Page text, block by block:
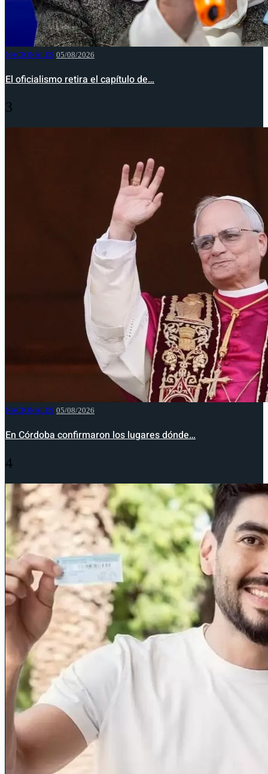
NACIONALES 05/08/2026
El oficialismo retira el capítulo de…
3
NACIONALES 05/08/2026
En Córdoba confirmaron los lugares dónde…
4